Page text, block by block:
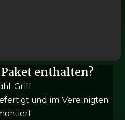
enthalten?
Griff
und im Vereinigten